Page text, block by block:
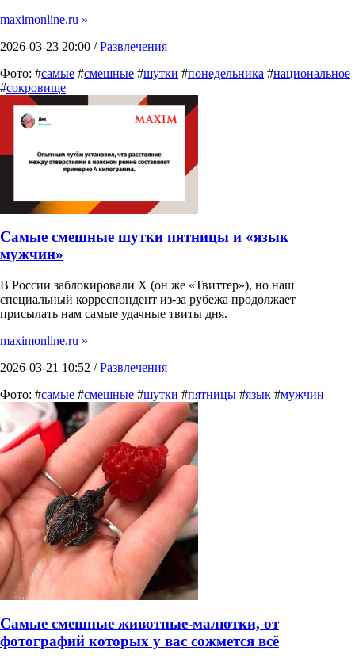
maximonline.ru »
2026-03-23 20:00 /Развлечения
Фото: #самые #смешные #шутки #понедельника #национальное
#сокровище
Самые смешные шутки пятницы и «язык
мужчин»
В России заблокировали X (он же «Твиттер»), но наш
специальный корреспондент из-за рубежа продолжает
присылать нам самые удачные твиты дня.
maximonline.ru »
2026-03-21 10:52 /Развлечения
Фото: #самые #смешные #шутки #пятницы #язык #мужчин
Самые смешные животные-малютки, от
фотографий которых у вас сожмется всё